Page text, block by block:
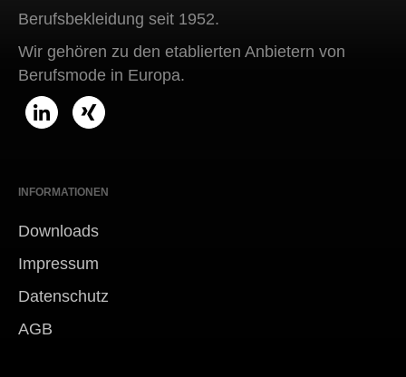
Berufsbekleidung seit 1952.
Wir gehören zu den etablierten Anbietern von
Berufsmode in Europa.
INFORMATIONEN
Downloads
Impressum
Datenschutz
AGB